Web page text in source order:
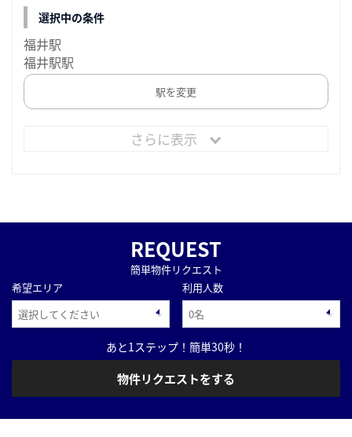
選択中の条件
福井駅
福井駅駅
駅を変更
さらに表示
REQUEST
簡単物件リクエスト
希望エリア
利用人数
あと1ステップ！簡単30秒！
物件リクエストをする